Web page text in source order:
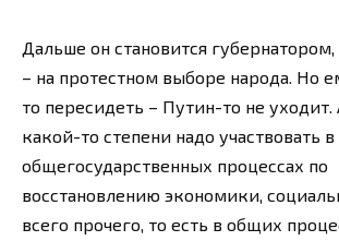
Дальше он становится
– на протестном выборе народа. Но
то пересидеть – Путин-то не уходит.
какой-то степени надо участвовать в
общегосударственных процессах по
восстановлению экономики,
всего прочего, то есть в общих